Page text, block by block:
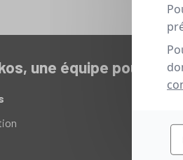
une équipe pour